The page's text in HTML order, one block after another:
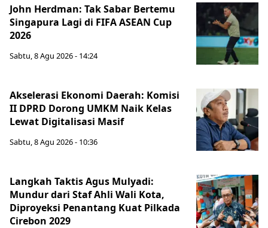
John Herdman: Tak Sabar Bertemu
Singapura Lagi di FIFA ASEAN Cup
2026
Sabtu, 8 Agu 2026 - 14:24
Akselerasi Ekonomi Daerah: Komisi
II DPRD Dorong UMKM Naik Kelas
Lewat Digitalisasi Masif
Sabtu, 8 Agu 2026 - 10:36
Langkah Taktis Agus Mulyadi:
Mundur dari Staf Ahli Wali Kota,
Diproyeksi Penantang Kuat Pilkada
Cirebon 2029